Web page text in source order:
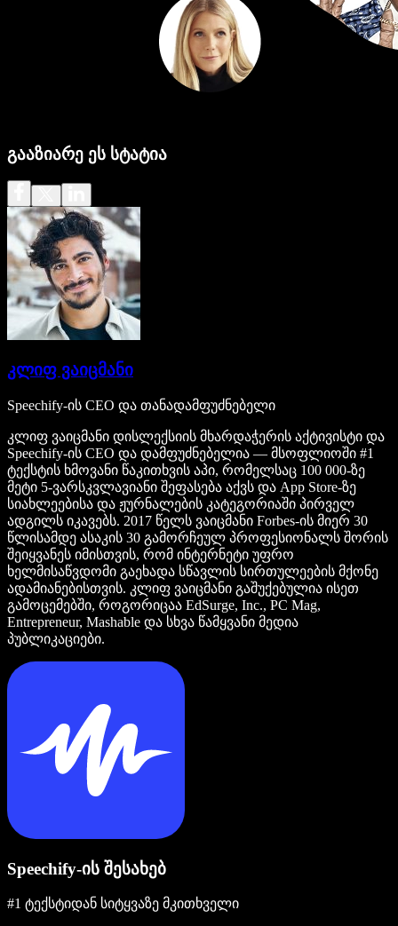
გააზიარე ეს სტატია
კლიფ ვაიცმანი
Speechify-ის CEO და თანადამფუძნებელი
კლიფ ვაიცმანი დისლექსიის მხარდაჭერის აქტივისტი და
Speechify-ის CEO და დამფუძნებელია — მსოფლიოში #1
ტექსტის ხმოვანი წაკითხვის აპი, რომელსაც 100 000-ზე
მეტი 5-ვარსკვლავიანი შეფასება აქვს და App Store-ზე
სიახლეებისა და ჟურნალების კატეგორიაში პირველ
ადგილს იკავებს. 2017 წელს ვაიცმანი Forbes-ის მიერ 30
წლისამდე ასაკის 30 გამორჩეულ პროფესიონალს შორის
შეიყვანეს იმისთვის, რომ ინტერნეტი უფრო
ხელმისაწვდომი გაეხადა სწავლის სირთულეების მქონე
ადამიანებისთვის. კლიფ ვაიცმანი გაშუქებულია ისეთ
გამოცემებში, როგორიცაა EdSurge, Inc., PC Mag,
Entrepreneur, Mashable და სხვა წამყვანი მედია
პუბლიკაციები.
Speechify-ის შესახებ
#1 ტექსტიდან სიტყვაზე მკითხველი